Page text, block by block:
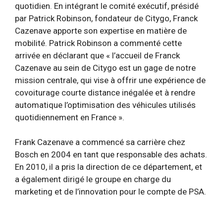
quotidien. En intégrant le comité exécutif, présidé
par Patrick Robinson, fondateur de Citygo, Franck
Cazenave apporte son expertise en matière de
mobilité. Patrick Robinson a commenté cette
arrivée en déclarant que « l’accueil de Franck
Cazenave au sein de Citygo est un gage de notre
mission centrale, qui vise à offrir une expérience de
covoiturage courte distance inégalée et à rendre
automatique l’optimisation des véhicules utilisés
quotidiennement en France ».
Frank Cazenave a commencé sa carrière chez
Bosch en 2004 en tant que responsable des achats.
En 2010, il a pris la direction de ce département, et
a également dirigé le groupe en charge du
marketing et de l’innovation pour le compte de PSA.